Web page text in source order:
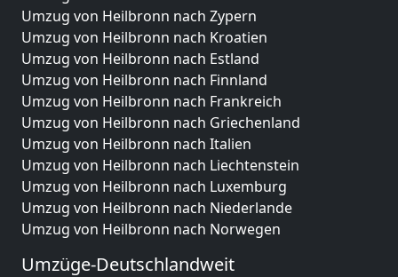
Umzug von Heilbronn nach Zypern
Umzug von Heilbronn nach Kroatien
Umzug von Heilbronn nach Estland
Umzug von Heilbronn nach Finnland
Umzug von Heilbronn nach Frankreich
Umzug von Heilbronn nach Griechenland
Umzug von Heilbronn nach Italien
Umzug von Heilbronn nach Liechtenstein
Umzug von Heilbronn nach Luxemburg
Umzug von Heilbronn nach Niederlande
Umzug von Heilbronn nach Norwegen
Umzüge-Deutschlandweit